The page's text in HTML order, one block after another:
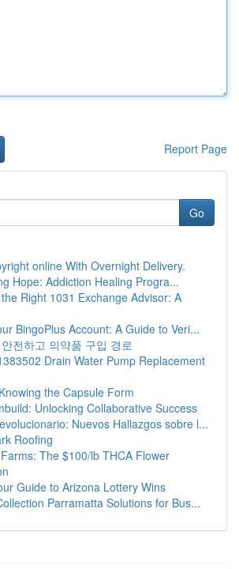
Report Page
Go
online With Overnight Delivery.
Hope: Addiction Healing Progra...
Right 1031 Exchange Advisor: A
BingoPlus Account: A Guide to Veri...
전하고 의약품 구입 경로
Drain Water Pump Replacement
the Capsule Form
Unlocking Collaborative Success
Nuevos Hallazgos sobre l...
Roofing
The $100/lb THCA Flower
Guide to Arizona Lottery Wins
Parramatta Solutions for Bus...